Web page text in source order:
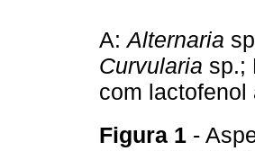
A:Alternaria
Curvularia sp.;
com lactofenol
Figura 1 -